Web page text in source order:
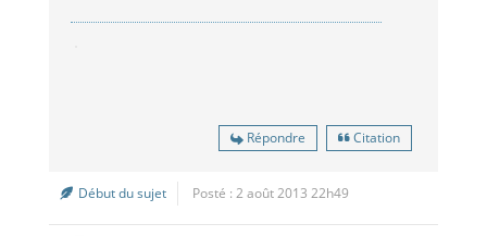
Répondre Citation
Début du sujet Posté : 2 août 2013 22h49